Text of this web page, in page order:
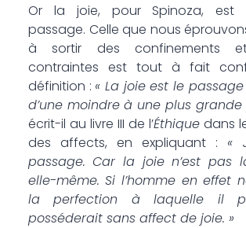
Or la joie, pour Spinoza, est
passage. Celle que nous
à sortir des confinements
contraintes est tout à fait
définition : « La joie est le
d’une moindre à une plus grande
écrit-il au livre III de l’Éthique dans
des affects, en expliquant : «
passage. Car la joie n’est pas
elle-même. Si l’homme en effet
la perfection à laquelle il
posséderait sans affect de joie. »